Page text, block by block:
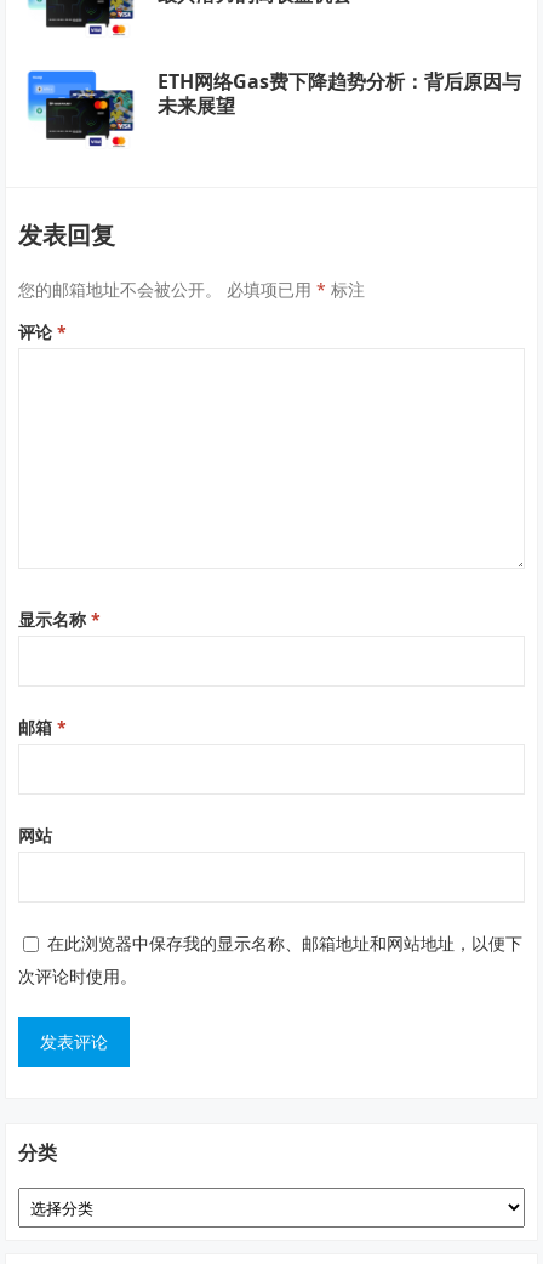
ETH网络Gas费下降趋势分析：背后原因与
未来展望
发表回复
您的邮箱地址不会被公开。 必填项已用* 标注
评论*
显示名称*
邮箱*
网站
在此浏览器中保存我的显示名称、邮箱地址和网站地址，以便下
次评论时使用。
分类
分
类